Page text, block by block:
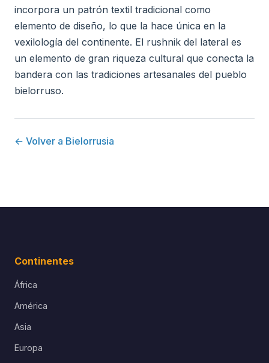
incorpora un patrón textil tradicional como
elemento de diseño, lo que la hace única en la
vexilología del continente. El rushnik del lateral es
un elemento de gran riqueza cultural que conecta la
bandera con las tradiciones artesanales del pueblo
bielorruso.
← Volver a Bielorrusia
Continentes
África
América
Asia
Europa